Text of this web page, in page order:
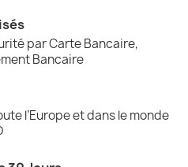
par Carte Bancaire,
Bancaire
l’Europe et dans le monde